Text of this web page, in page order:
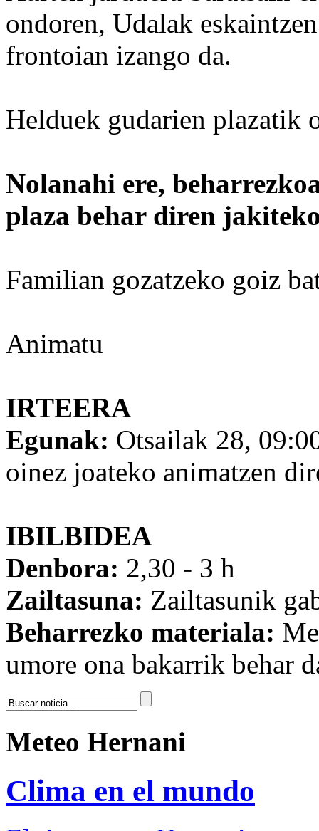
ondoren, Udalak
frontoian izango da.
Helduek gudarien plazatik
Nolanahi ere,
plaza behar diren
Familian gozatzeko goiz
Animatu
IRTEERA
Egunak: Otsailak 28,
oinez joateko animatzen
IBILBIDEA
Denbora: 2,30 - 3 h
Zailtasuna: Zailtasunik
Beharrezko materiala:
umore ona bakarrik behar
Meteo Hernani
Clima en el mundo